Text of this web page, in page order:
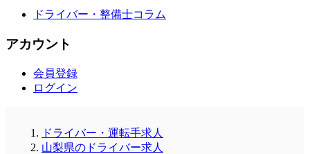
ドライバー・整備士コラム
アカウント
会員登録
ログイン
ドライバー・運転手求人
山梨県のドライバー求人